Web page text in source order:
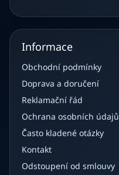
Informace
Obchodní podmínky
Doprava a doručení
Reklamační řád
Ochrana osobních údajů
Často kladené otázky
Kontakt
Odstoupení od smlouvy